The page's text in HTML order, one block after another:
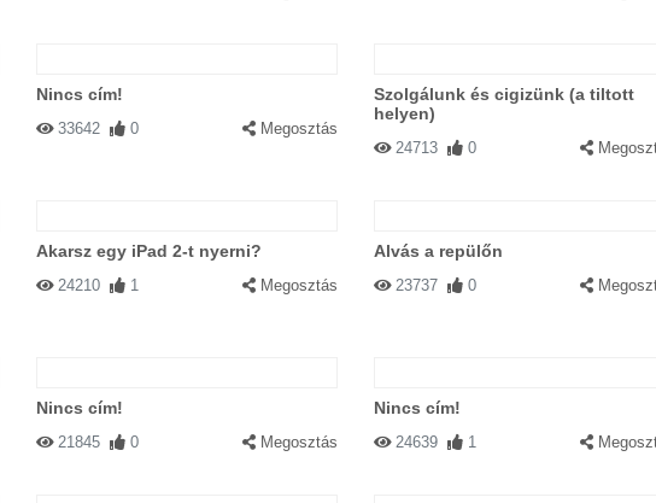
Nincs cím!
33642 0 Megosztás
Szolgálunk és cigizünk (a tiltott
helyen)
24713 0
Akarsz egy iPad 2-t nyerni?
24210 1 Megosztás
Alvás a repülőn
23737 0
Nincs cím!
21845 0 Megosztás
Nincs cím!
24639 1